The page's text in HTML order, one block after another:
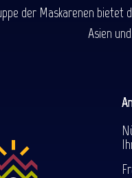
der Maskarenen bietet
Asien